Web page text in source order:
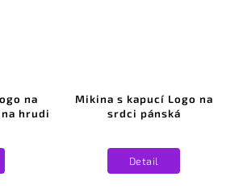
na
hrudi
Mikina s kapucí Logo na
srdci pánská
Detail